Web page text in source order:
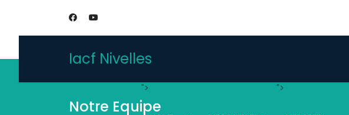
Iacf Nivelles
"> ">
Notre Equipe